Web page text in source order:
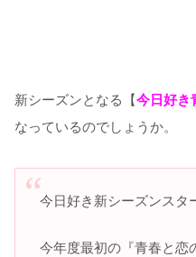
新シーズンとなる【今日好き
なっているのでしょうか。
今日好き新シーズンスタ
今年度最初の『青春と恋